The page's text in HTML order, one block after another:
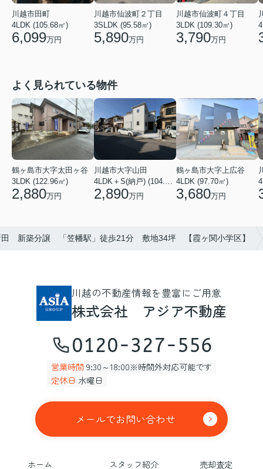
川越市田町
4LDK (105.68㎡)
6,099万円
川越市仙波町２丁目
3SLDK (95.58㎡)
5,890万円
川越市仙波町４丁目
3LDK (109.30㎡)
3,790万円
よく見られている物件
鶴ヶ島市大字太田ヶ谷
3LDK (122.96㎡)
2,880万円
川越市大字山田
4LDK＋S(納戸) (104.13㎡)
2,890万円
鶴ヶ島市大字上広谷
4LDK (97.70㎡)
3,680万円
田 新築分譲 「笠幡駅」徒歩21分 敷地34坪 【霞ヶ関小学区】
川越の不動産情報を豊富にご用意
株式会社 アジア不動産
0120-327-556
営業時間 9:30～18:00※時間外対応可能です
定休日 水曜日
メールでお問い合わせ
ホーム スタッフ紹介
売却査定